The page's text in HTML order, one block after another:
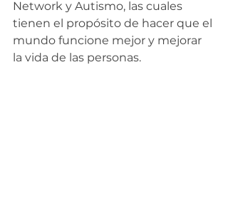
Network y Autismo, las cuales
tienen el propósito de hacer que el
mundo funcione mejor y mejorar
la vida de las personas.